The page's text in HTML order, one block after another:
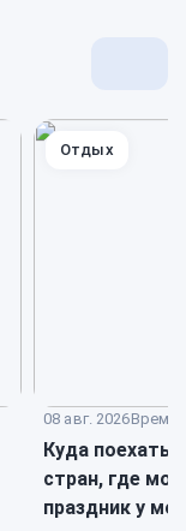
08 авг. 2026Время
Куда поехать
стран, где
праздник у
Отдых